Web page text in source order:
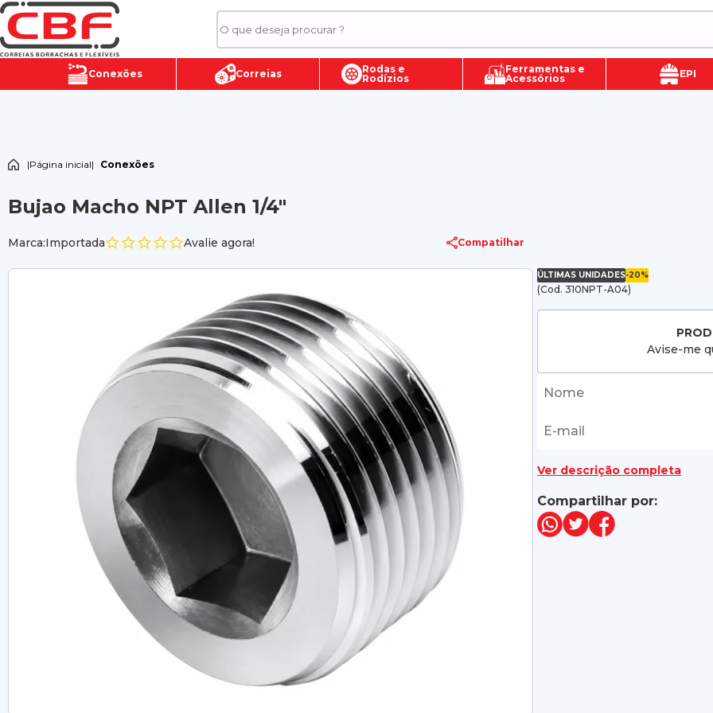
Conexões Correias
Rodas e
Rodízios
Ferramentas e
Acessórios
EPI
|Página inicial| Conexões
Bujao Macho NPT Allen 1/4"
Marca:Importada Avalie agora! Compatilhar
ÚLTIMAS UNIDADES-20%
(Cod. 310NPT-A04)
Avise-me
Ver descrição completa
Compartilhar por: